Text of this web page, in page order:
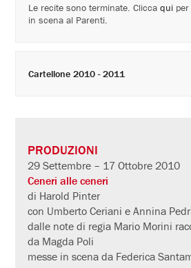
PRODUZIONI
29 Settembre – 17 Ottobre 2010
Ceneri alle ceneri
di Harold Pinter
con Umberto Ceriani e Annina
dalle note di regia Mario Morini
da Magda Poli
messe in scena da Federica
Le recite sono terminate. Cliccaqui
in scena al Parenti.
Cartellone 2010 - 2011